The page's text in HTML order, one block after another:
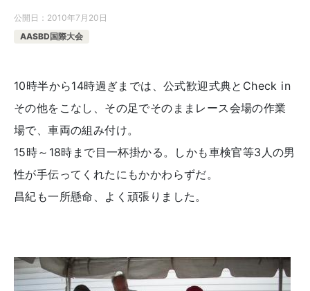
公開日： 2010年7月20日
AASBD国際大会
10時半から14時過ぎまでは、公式歓迎式典とCheck in
その他をこなし、その足でそのままレース会場の作業
場で、車両の組み付け。
15時～18時まで目一杯掛かる。しかも車検官等3人の男
性が手伝ってくれたにもかかわらずだ。
昌紀も一所懸命、よく頑張りました。